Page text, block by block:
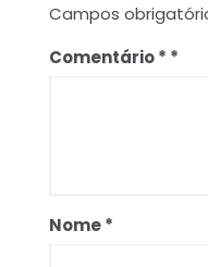
Campos
Comentário*
Nome*